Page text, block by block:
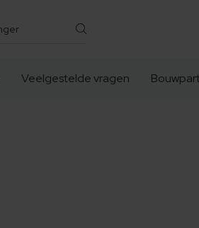
Veelgestelde vragen